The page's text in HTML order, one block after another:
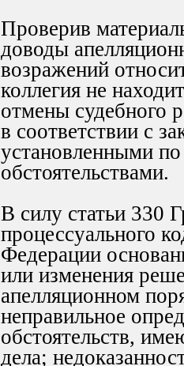
Проверив
доводы
возражений
коллегия не
отмены судебного
в соответствии с
установленными
обстоятельствами.
В силу статьи 330
процессуального
Федерации
или изменения
апелляционном
неправильное
обстоятельств,
дела;